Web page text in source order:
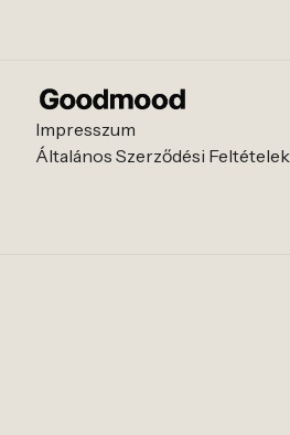
Impresszum
Általános Szerződési Feltételek